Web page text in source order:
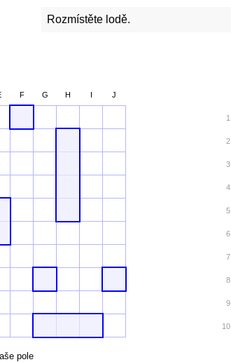
Rozmístěte lodě.
F G H I J
pole
1
2
3
4
5
6
7
8
9
10